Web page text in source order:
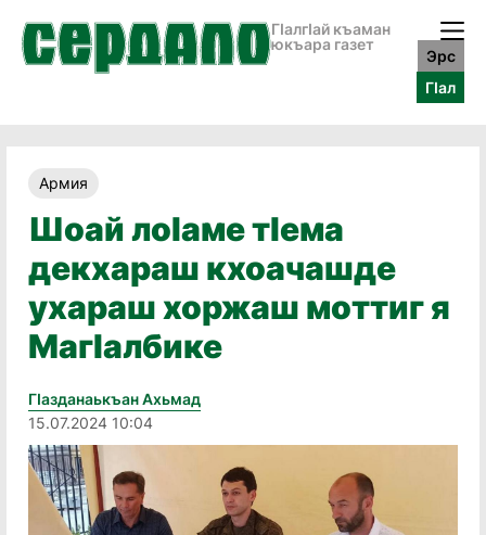
ГӀалгӀай къаман
юкъара газет
Эрс
ГӀал
Армия
Шоай лоӀаме тӀема
декхараш кхоачашде
ухараш хоржаш моттиг я
МагӀалбике
Гӏазданаькъан Ахьмад
15.07.2024 10:04